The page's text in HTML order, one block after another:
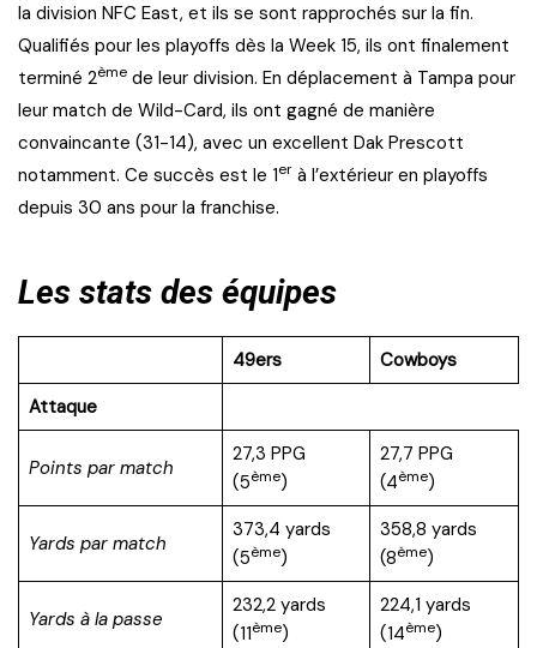
la division NFC East, et ils se sont rapprochés sur la fin.
Qualifiés pour les playoffs dès la Week 15, ils ont finalement
terminé 2ème de leur division. En déplacement à Tampa pour
leur match de Wild-Card, ils ont gagné de manière
convaincante (31-14), avec un excellent Dak Prescott
notamment. Ce succès est le 1er à l’extérieur en playoffs
depuis 30 ans pour la franchise.
Les stats des équipes
49ers
Cowboys
Attaque
Points par match
27,3 PPG
(5ème)
27,7 PPG
(4ème)
Yards par match
373,4 yards
(5ème)
358,8 yards
(8ème)
Yards à la passe
232,2 yards
(11ème)
224,1 yards
(14ème)